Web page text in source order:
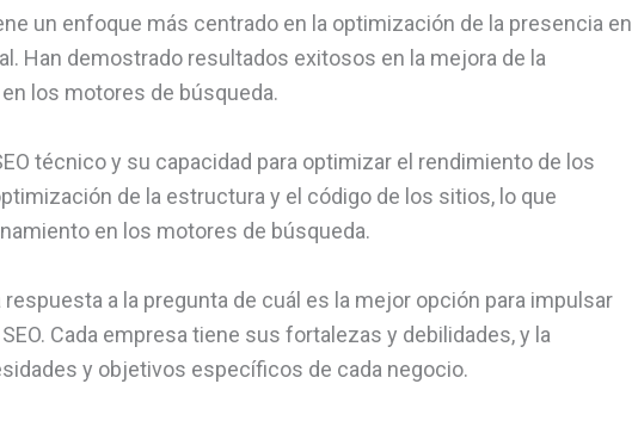
un enfoque más centrado en la optimización de la presencia en
Han demostrado resultados exitosos en la mejora de la
los motores de búsqueda.
técnico y su capacidad para optimizar el rendimiento de los
de la estructura y el código de los sitios, lo que
en los motores de búsqueda.
a la pregunta de cuál es la mejor opción para impulsar
Cada empresa tiene sus fortalezas y debilidades, y la
y objetivos específicos de cada negocio.